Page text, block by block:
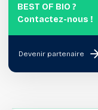
BEST OF BIO ?
Contactez-nous !
Devenir partenaire